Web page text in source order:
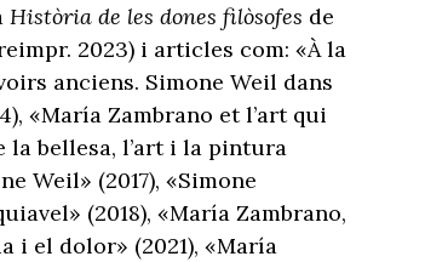
Història de les dones filòsofes de
2023) i articles com: «À la
anciens. Simone Weil dans
«María Zambrano et l’art qui
la bellesa, l’art i la pintura
Weil» (2017), «Simone
(2018), «María Zambrano,
i el dolor» (2021), «María